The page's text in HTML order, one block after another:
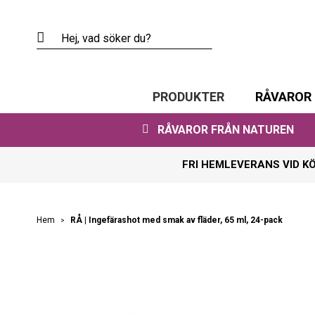
Content
PRODUKTER RÅVAROR
RÅVAROR FRÅN NATUREN
FRI HEMLEVERANS VID
Hem RÅ | Ingefärashot med smak av fläder, 65 ml, 24-pack